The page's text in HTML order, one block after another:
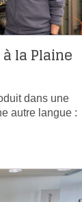
la Plaine
dans une
autre langue :